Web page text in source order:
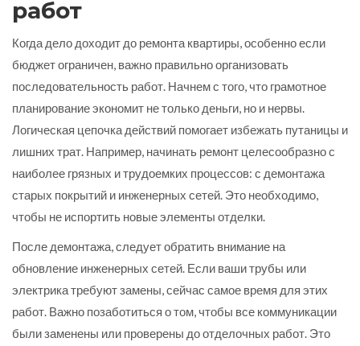
работ
Когда дело доходит до ремонта квартиры, особенно если
бюджет ограничен, важно правильно организовать
последовательность работ. Начнем с того, что грамотное
планирование экономит не только деньги, но и нервы.
Логическая цепочка действий помогает избежать путаницы и
лишних трат. Например, начинать ремонт целесообразно с
наиболее грязных и трудоемких процессов: с демонтажа
старых покрытий и инженерных сетей. Это необходимо,
чтобы не испортить новые элементы отделки.
После демонтажа, следует обратить внимание на
обновление инженерных сетей. Если ваши трубы или
электрика требуют замены, сейчас самое время для этих
работ. Важно позаботиться о том, чтобы все коммуникации
были заменены или проверены до отделочных работ. Это